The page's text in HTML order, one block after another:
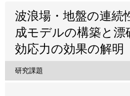
波浪場・地盤の連続
成モデルの構築と漂
効応力の効果の解明
研究課題